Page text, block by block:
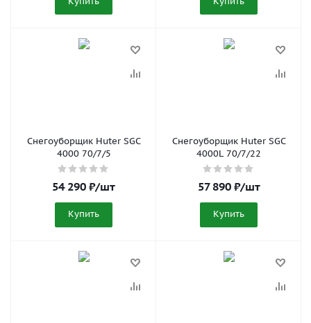
Снегоуборщик Huter SGC
4000 70/7/5
54 290 ₽/шт
Купить
Снегоуборщик Huter SGC
4000L 70/7/22
57 890₽/шт
Купить